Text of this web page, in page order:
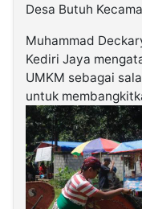
Desa Butuh
Muhammad
Kediri Jaya
UMKM sebagai
untuk